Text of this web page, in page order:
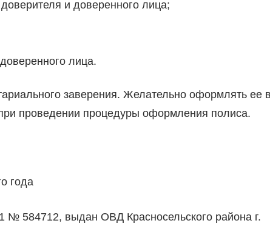
и доверенного лица;
лица.
заверения. Желательно оформлять ее
проведении процедуры оформления полиса.
года
№ 584712, выдан ОВД Красносельского района г.